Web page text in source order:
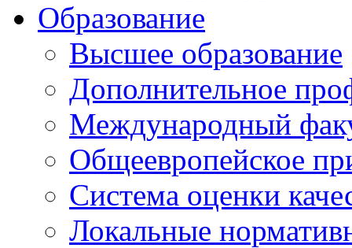
Образование
Высшее образование
Дополнительное
Международный
Общеевропейское
Система оценки
Локальные